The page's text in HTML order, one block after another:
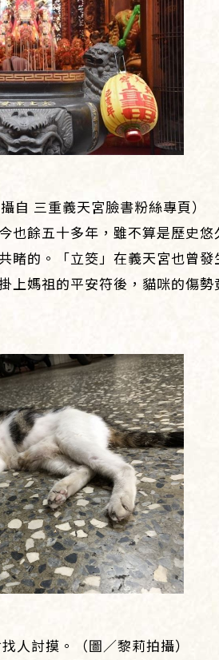
三重義天宮臉書粉絲專頁）
餘五十多年，雖不算是歷史
的。「立筊」在義天宮也曾
媽祖的平安符後，貓咪的傷
人討摸。（圖／黎莉拍攝）